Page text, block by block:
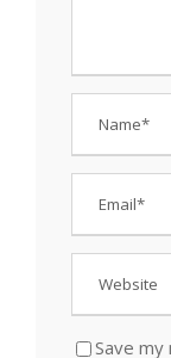
Save my